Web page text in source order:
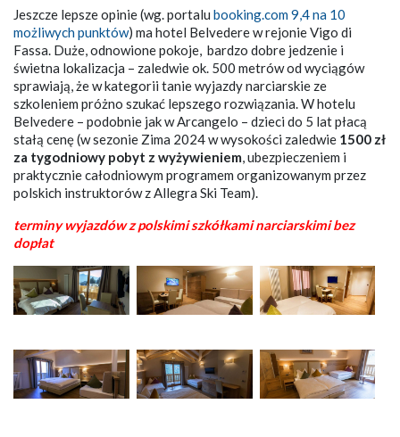
Jeszcze lepsze opinie (wg. portalu booking.com 9,4 na 10
możliwych punktów) ma hotel Belvedere w rejonie Vigo di
Fassa. Duże, odnowione pokoje, bardzo dobre jedzenie i
świetna lokalizacja – zaledwie ok. 500 metrów od wyciągów
sprawiają, że w kategorii tanie wyjazdy narciarskie ze
szkoleniem próżno szukać lepszego rozwiązania. W hotelu
Belvedere – podobnie jak w Arcangelo – dzieci do 5 lat płacą
stałą cenę (w sezonie Zima 2024 w wysokości zaledwie 1500 zł
za tygodniowy pobyt z wyżywieniem, ubezpieczeniem i
praktycznie całodniowym programem organizowanym przez
polskich instruktorów z Allegra Ski Team).
terminy wyjazdów z polskimi szkółkami narciarskimi bez
dopłat